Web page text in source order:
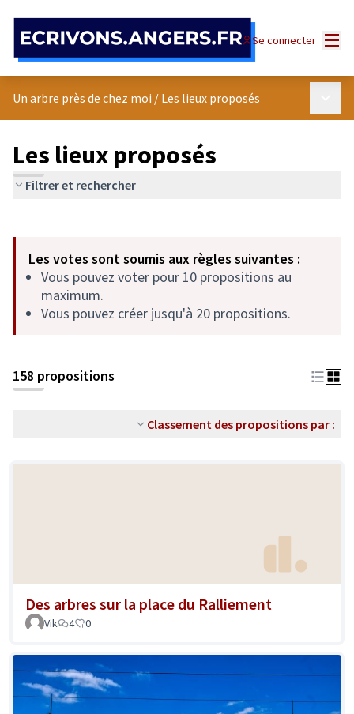
Se connecter
Un arbre près de chez moi / Les lieux proposés
Les lieux proposés
Filtrer et rechercher
−
Les votes sont soumis aux règles suivantes :
Vous pouvez voter pour 10 propositions au
maximum.
Vous pouvez créer jusqu'à 20 propositions.
158 propositions
Classement des propositions par :
Des arbres sur la place du Ralliement
Vik 4 0